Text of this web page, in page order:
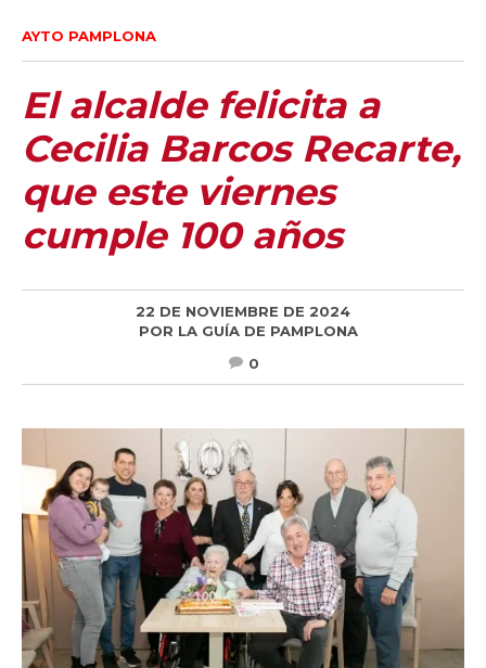
AYTO PAMPLONA
El alcalde felicita a
Cecilia Barcos Recarte,
que este viernes
cumple 100 años
22 DE NOVIEMBRE DE 2024
POR LA GUÍA DE PAMPLONA
0